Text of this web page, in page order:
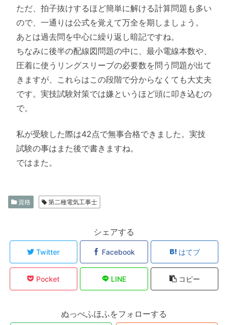
ただ、拍子抜けするほど簡単に解ける計算問題も多い
ので、一通りは公式を覚えて万全を期しましょう。
あとは過去問を中心に繰り返し暗記ですね。
ちなみに後半の配線図問題の中に、最小電線本数や、
圧着に使うリングスリーブの必要数を問う問題が出て
きますが、これらはこの段階で分からなくても大丈夫
です。実技試験対策では嫌というほど頭に叩き込むの
で。
私が受験した際は42点で無事合格できました。実技
試験の事はまた後で書きますね。
ではまた。
資格 第二種電気工事士
シェアする
Twitter Facebook はてブ
Pocket LINE コピー
ぬっぺふほふをフォローする